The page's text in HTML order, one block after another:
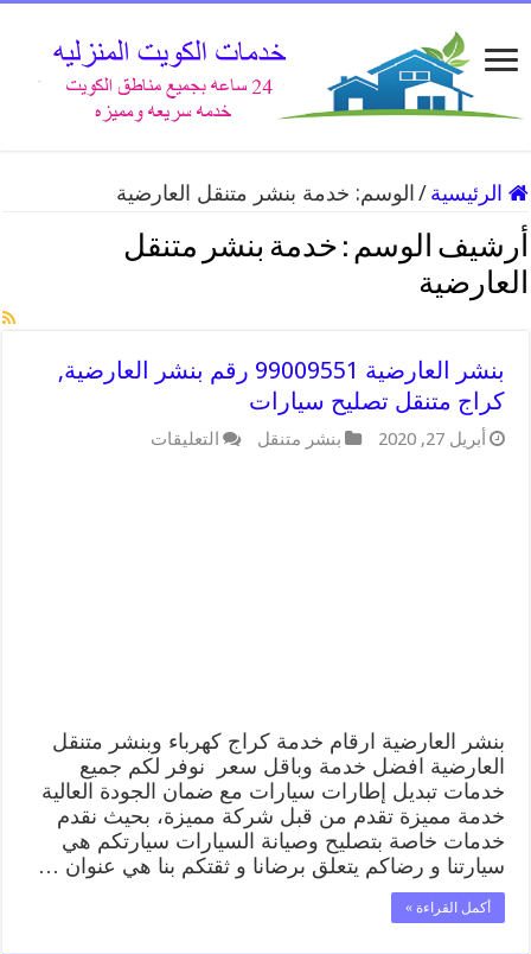
الرئيسية / الوسم: خدمة بنشر متنقل العارضية
أرشيف الوسم : خدمة بنشر متنقل
العارضية
بنشر العارضية 99009551 رقم بنشر العارضية,
كراج متنقل تصليح سيارات
أبريل 27, 2020 بنشر متنقل التعليقات
بنشر العارضية ارقام خدمة كراج كهرباء وبنشر متنقل
العارضية افضل خدمة وباقل سعر نوفر لكم جميع
خدمات تبديل إطارات سيارات مع ضمان الجودة العالية
خدمة مميزة تقدم من قبل شركة مميزة، بحيث نقدم
خدمات خاصة بتصليح وصيانة السيارات سيارتكم هي
سيارتنا و رضاكم يتعلق برضانا و ثقتكم بنا هي عنوان …
أكمل القراءة »